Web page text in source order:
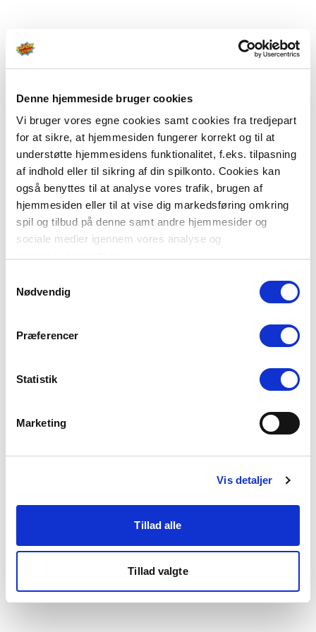
Denne hjemmeside bruger cookies
Vi bruger vores egne cookies samt cookies fra tredjepart
for at sikre, at hjemmesiden fungerer korrekt og til at
understøtte hjemmesidens funktionalitet, f.eks. tilpasning
af indhold eller til sikring af din spilkonto. Cookies kan
også benyttes til at analyse vores trafik, brugen af
hjemmesiden eller til at vise dig markedsføring omkring
spil og tilbud på denne samt andre hjemmesider og
sociale medier igennem vores analyse og
Du kan læse mere om vores brug af cookies under
"Detaljer" eller ved at klikke videre til vores Cookiepolitik,
Nødvendig
Præferencer
Statistik
Marketing
Vis detaljer
Tillad alle
Tillad valgte